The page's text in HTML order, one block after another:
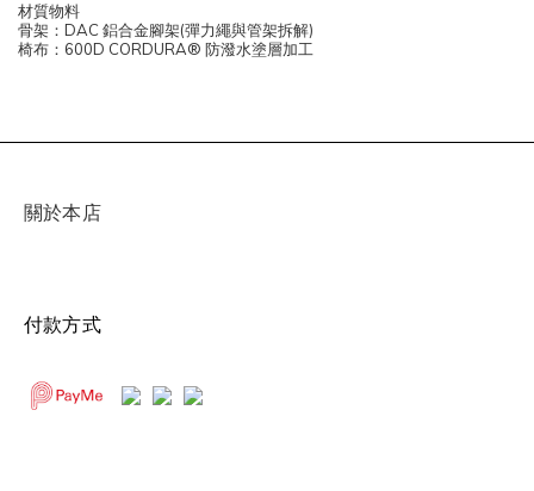
材質物料
骨架：DAC 鋁合金腳架(彈力繩與管架拆解)
椅布：600D CORDURA® 防潑水塗層加工
關於本店
付款方式